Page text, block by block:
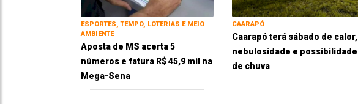
ESPORTES, TEMPO, LOTERIAS E MEIO
AMBIENTE
Aposta de MS acerta 5
números e fatura R$ 45,9 mil na
Mega-Sena
CAARAPÓ
Caarapó terá sábado de calor,
nebulosidade e possibilidade
de chuva